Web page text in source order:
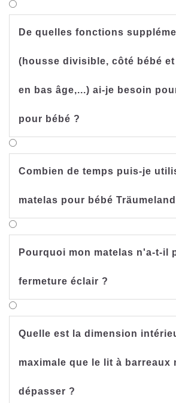
De quelles fonctions
(housse divisible, côté bébé
en bas âge,...) ai-je besoin
pour bébé ?
Combien de temps puis-je
matelas pour bébé
Pourquoi mon matelas n'a-t-il
fermeture éclair ?
Quelle est la dimension
maximale que le lit à barreaux
dépasser ?